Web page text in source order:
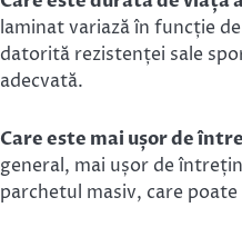
laminat variază în funcție
datorită rezistenței sale
adecvată.
Care este mai ușor de
general, mai ușor de
parchetul masiv, care